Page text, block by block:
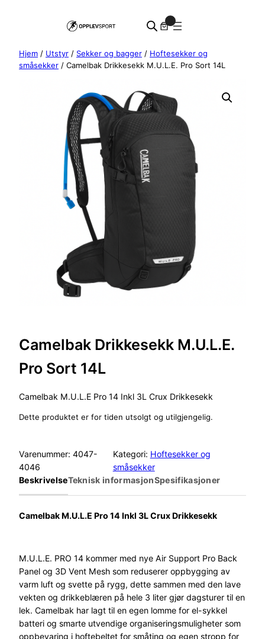
Hjem / Utstyr / Sekker og bagger / Hoftesekker og
småsekker / Camelbak Drikkesekk M.U.L.E. Pro Sort 14L
Camelbak Drikkesekk M.U.L.E.
Pro Sort 14L
Camelbak M.U.L.E Pro 14 Inkl 3L Crux Drikkesekk
Dette produktet er for tiden utsolgt og utilgjengelig.
Varenummer: 4047-
4046
Kategori: Hoftesekker og
småsekker
BeskrivelseTeknisk informasjonSpesifikasjoner
Camelbak M.U.L.E Pro 14 Inkl 3L Crux Drikkesekk
M.U.L.E. PRO 14 kommer med nye Air Support Pro Back
Panel og 3D Vent Mesh som reduserer oppbygging av
varm luft og svette på rygg, dette sammen med den lave
vekten og drikkeblæren på hele 3 liter gjør dagsturer til en
lek. Camelbak har lagt til en egen lomme for el-sykkel
batteri og smarte utvendige organiseringsmuligheter som
oppbevaring i hoftebeltet for småting og egen stropp for